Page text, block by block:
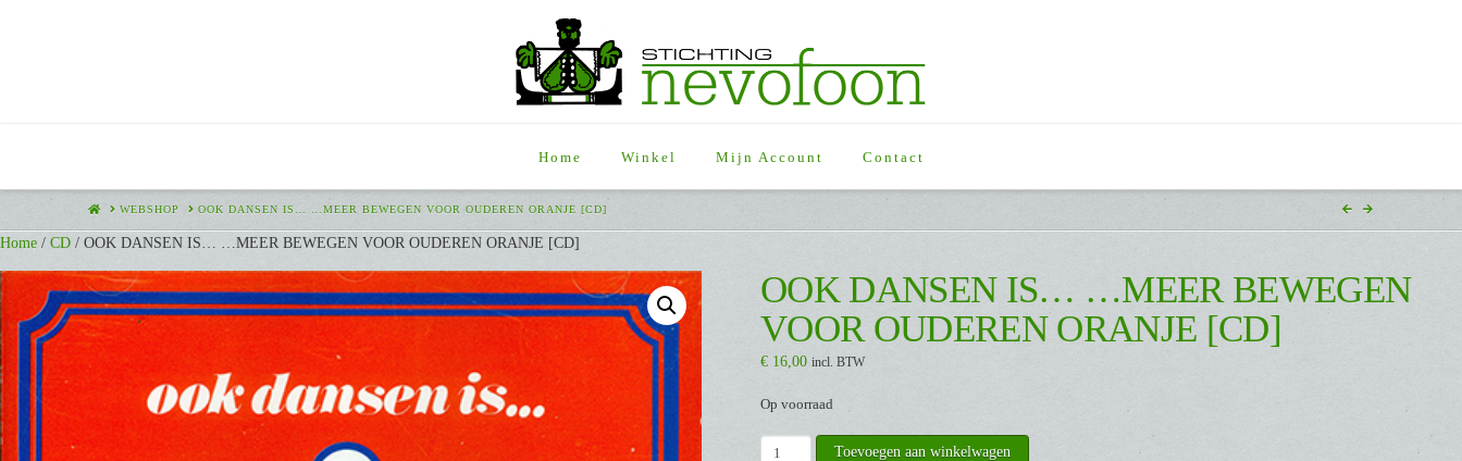
Home Winkel Mijn Account Contact
HOMEWEBSHOP OOK DANSEN IS… …MEER BEWEGEN VOOR OUDEREN ORANJE [CD]
Home / CD / OOK DANSEN IS… …MEER BEWEGEN VOOR OUDEREN ORANJE [CD]
OOK DANSEN IS… …MEER BEWEGEN
VOOR OUDEREN ORANJE [CD]
€16,00 incl. BTW
Op voorraad
OOK
Toevoegen aan winkelwagen